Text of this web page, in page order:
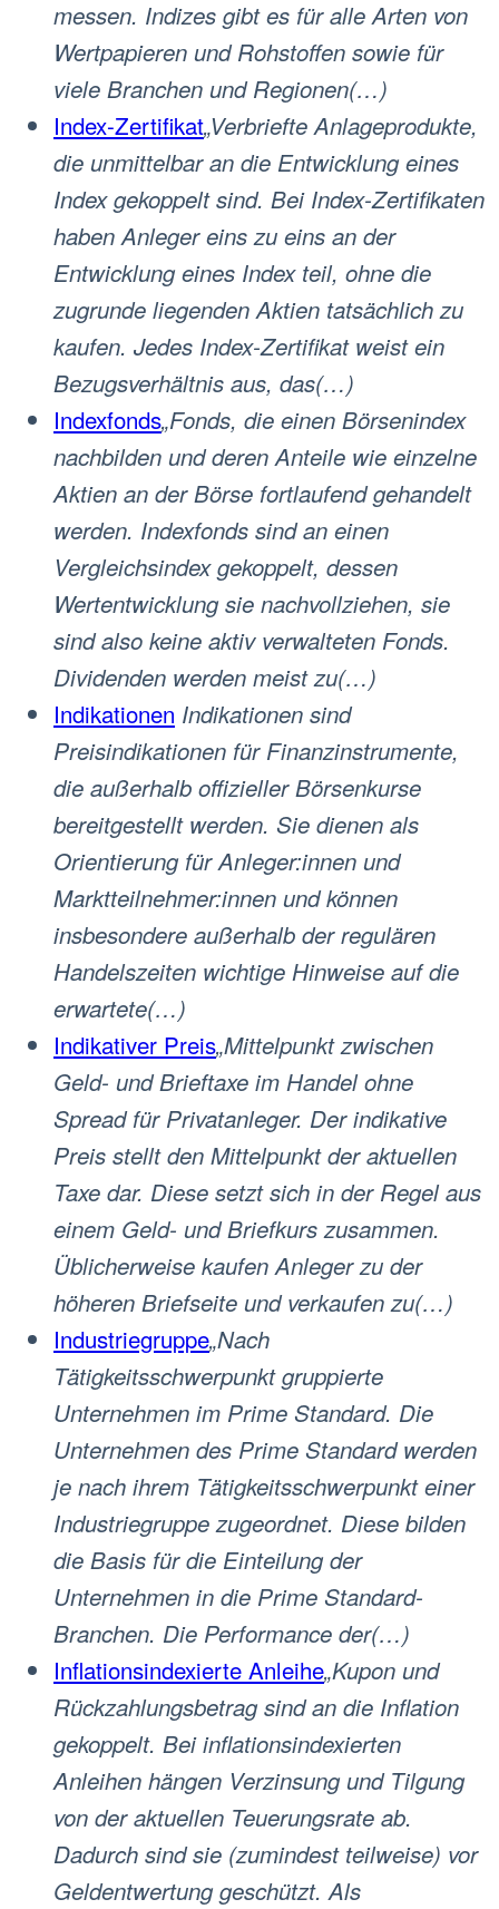
messen. Indizes gibt es für alle Arten von
Wertpapieren und Rohstoffen sowie für
viele Branchen und Regionen(…)
Index-Zertifikat„Verbriefte Anlageprodukte,
die unmittelbar an die Entwicklung eines
Index gekoppelt sind. Bei Index-Zertifikaten
haben Anleger eins zu eins an der
Entwicklung eines Index teil, ohne die
zugrunde liegenden Aktien tatsächlich zu
kaufen. Jedes Index-Zertifikat weist ein
Bezugsverhältnis aus, das(…)
Indexfonds„Fonds, die einen Börsenindex
nachbilden und deren Anteile wie einzelne
Aktien an der Börse fortlaufend gehandelt
werden. Indexfonds sind an einen
Vergleichsindex gekoppelt, dessen
Wertentwicklung sie nachvollziehen, sie
sind also keine aktiv verwalteten Fonds.
Dividenden werden meist zu(…)
Indikationen Indikationen sind
Preisindikationen für Finanzinstrumente,
die außerhalb offizieller Börsenkurse
bereitgestellt werden. Sie dienen als
Orientierung für Anleger:innen und
Marktteilnehmer:innen und können
insbesondere außerhalb der regulären
Handelszeiten wichtige Hinweise auf die
erwartete(…)
Indikativer Preis„Mittelpunkt zwischen
Geld- und Brieftaxe im Handel ohne
Spread für Privatanleger. Der indikative
Preis stellt den Mittelpunkt der aktuellen
Taxe dar. Diese setzt sich in der Regel aus
einem Geld- und Briefkurs zusammen.
Üblicherweise kaufen Anleger zu der
höheren Briefseite und verkaufen zu(…)
Industriegruppe„Nach
Tätigkeitsschwerpunkt gruppierte
Unternehmen im Prime Standard. Die
Unternehmen des Prime Standard werden
je nach ihrem Tätigkeitsschwerpunkt einer
Industriegruppe zugeordnet. Diese bilden
die Basis für die Einteilung der
Unternehmen in die Prime Standard-
Branchen. Die Performance der(…)
Inflationsindexierte Anleihe„Kupon und
Rückzahlungsbetrag sind an die Inflation
gekoppelt. Bei inflationsindexierten
Anleihen hängen Verzinsung und Tilgung
von der aktuellen Teuerungsrate ab.
Dadurch sind sie (zumindest teilweise) vor
Geldentwertung geschützt. Als